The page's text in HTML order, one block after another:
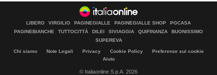
LIBERO VIRGILIO PAGINEGIALLE PAGINEGIALLE SHOP
PGCASA
PAGINEBIANCHE
TUTTOCITTÀ DILEI SIVIAGGIA QUIFINANZA
BUONISSIMO
SUPEREVA
Chi siamo Note Legali Privacy Cookie Policy
Preferenze sui cookie
Aiuto
© Italiaonline S.p.A. 2026